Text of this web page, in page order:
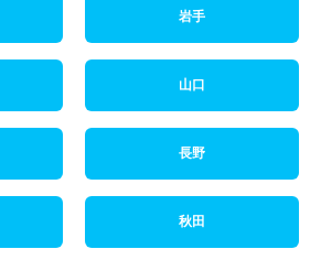
岩手
山口
長野
秋田